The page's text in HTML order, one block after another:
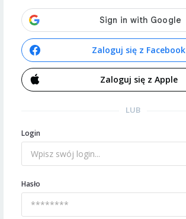
Zaloguj się z Facebook
Zaloguj się z Apple
LUB
Login
Hasło